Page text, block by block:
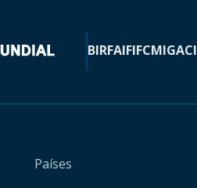
BIRFAIFIFCMIGA
Países